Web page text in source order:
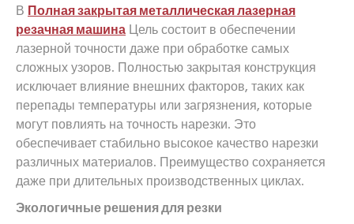
В Полная закрытая металлическая лазерная
резачная машина Цель состоит в обеспечении
лазерной точности даже при обработке самых
сложных узоров. Полностью закрытая конструкция
исключает влияние внешних факторов, таких как
перепады температуры или загрязнения, которые
могут повлиять на точность нарезки. Это
обеспечивает стабильно высокое качество нарезки
различных материалов. Преимущество сохраняется
даже при длительных производственных циклах.
Экологичные решения для резки